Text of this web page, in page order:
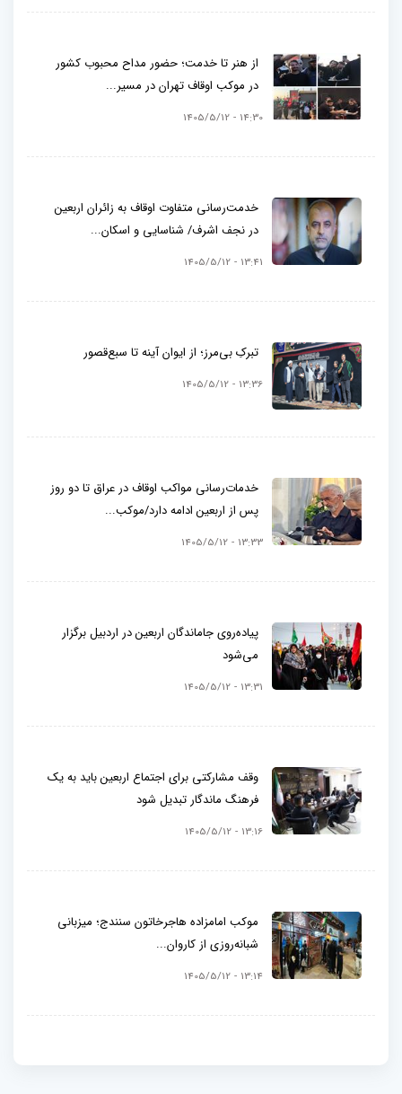
از هنر تا خدمت؛ حضور مداح محبوب کشور
در موکب اوقاف تهران در مسیر...
14:30 - 1405/5/12
خدمت‌رسانی متفاوت اوقاف به زائران اربعین
در نجف اشرف/ شناسایی و اسکان...
13:41 - 1405/5/12
تبرکِ بی‌مرز؛ از ایوان آینه تا سبع‌قصور
13:36 - 1405/5/12
خدمات‌رسانی مواکب اوقاف در عراق تا دو روز
پس از اربعین ادامه دارد/موکب...
13:33 - 1405/5/12
پیاده‌روی جاماندگان اربعین در اردبیل برگزار
می‌شود
13:31 - 1405/5/12
وقف مشارکتی برای اجتماع اربعین باید به یک
فرهنگ ماندگار تبدیل شود
13:16 - 1405/5/12
موکب امامزاده هاجرخاتون سنندج؛ میزبانی
شبانه‌روزی از کاروان...
13:14 - 1405/5/12